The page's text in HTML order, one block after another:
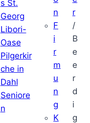
s St.
Georg
Libori-
Oase
Pilgerkir
che in
Dahl
Seniore
n
n
F
i
r
m
u
n
g
K
r
/
B
e
e
r
d
i
g